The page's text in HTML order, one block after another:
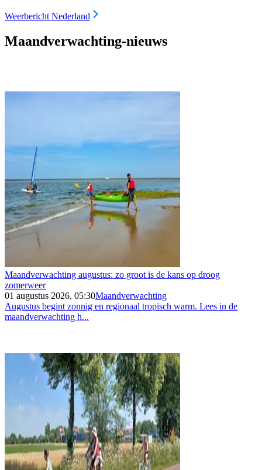
Weerbericht Nederland
Maandverwachting-nieuws
Maandverwachting augustus: zo groot is de kans op droog
zomerweer
01 augustus 2026, 05:30Maandverwachting
Augustus begint zonnig en regionaal tropisch warm. Lees in de
maandverwachting h...